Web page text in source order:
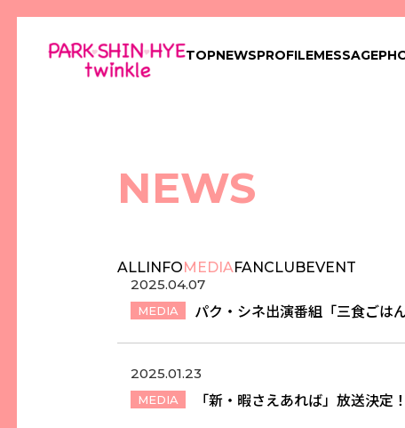
TOPNEWSPROFILEMESSAGE
NEWS
ALL INFO MEDIAFANCLUBEVENT
2025.04.07
MEDIA パク・シネ出演番組「三食ごは
2025.01.23
MEDIA 「新・暇さえあれば」放送決定！